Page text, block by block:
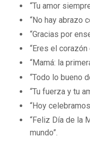
“Tu amor
“No hay abrazo
“Gracias por
“Eres el
“Mamá: la
“Todo lo bueno
“Tu fuerza y tu
“Hoy
“Feliz Día de la
mundo”.